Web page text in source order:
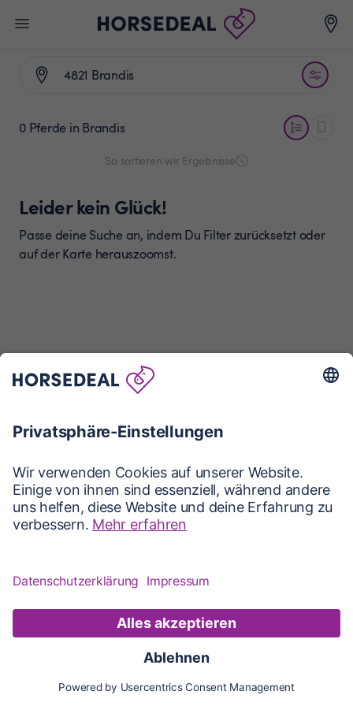
Karte Updates Konto
Karte
0 Pferde in Brandis
So sortieren wir Ergebnisse
Leider kein Glück!
Passe deine Suche an, indem Du Filter zurücksetzt oder
auf der Karte herauszoomst.